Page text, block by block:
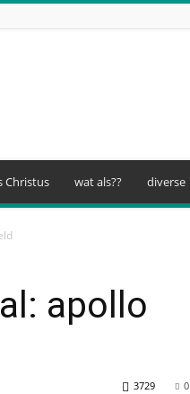
Christus wat als?? diverse
apollo
0
3729